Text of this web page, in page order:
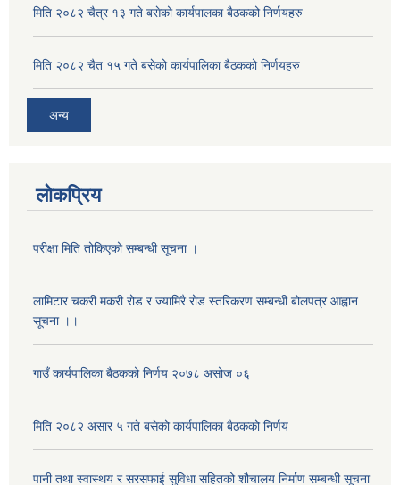
मिति २०८२ चैत्र १३ गते बसेको कार्यपालका बैठकको निर्णयहरु
मिति २०८२ चैत १५ गते बसेको कार्यपालिका बैठकको निर्णयहरु
अन्य
लोकप्रिय
परीक्षा मिति तोकिएको सम्बन्धी सूचना ।
लामिटार चकरी मकरी रोड र ज्यामिरै रोड स्तरिकरण सम्बन्धी बोलपत्र आह्वान
सूचना ।।
गाउँ कार्यपालिका बैठकको निर्णय २०७८ असोज ०६
मिति २०८२ असार ५ गते बसेको कार्यपालिका बैठकको निर्णय
पानी तथा स्वास्थय र सरसफाई सुविधा सहितको शौचालय निर्माण सम्बन्धी सूचना